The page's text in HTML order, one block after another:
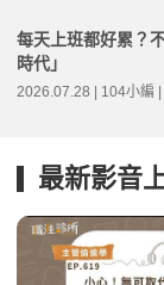
每天上班都好累？
時代」
2026.07.28 | 104小編
最新影音